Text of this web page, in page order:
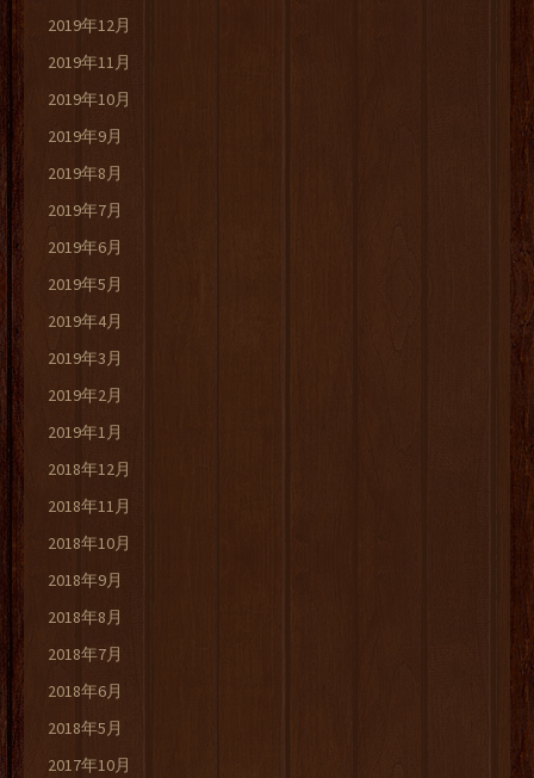
2019年12月
2019年11月
2019年10月
2019年9月
2019年8月
2019年7月
2019年6月
2019年5月
2019年4月
2019年3月
2019年2月
2019年1月
2018年12月
2018年11月
2018年10月
2018年9月
2018年8月
2018年7月
2018年6月
2018年5月
2017年10月